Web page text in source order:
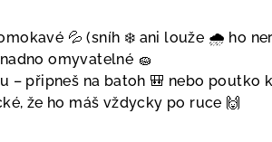
💦 (sníh ❄️ ani louže 🌧️ ho
omyvatelné 🧽
– připneš na batoh 🎒 nebo poutko
že ho máš vždycky po ruce 🙌